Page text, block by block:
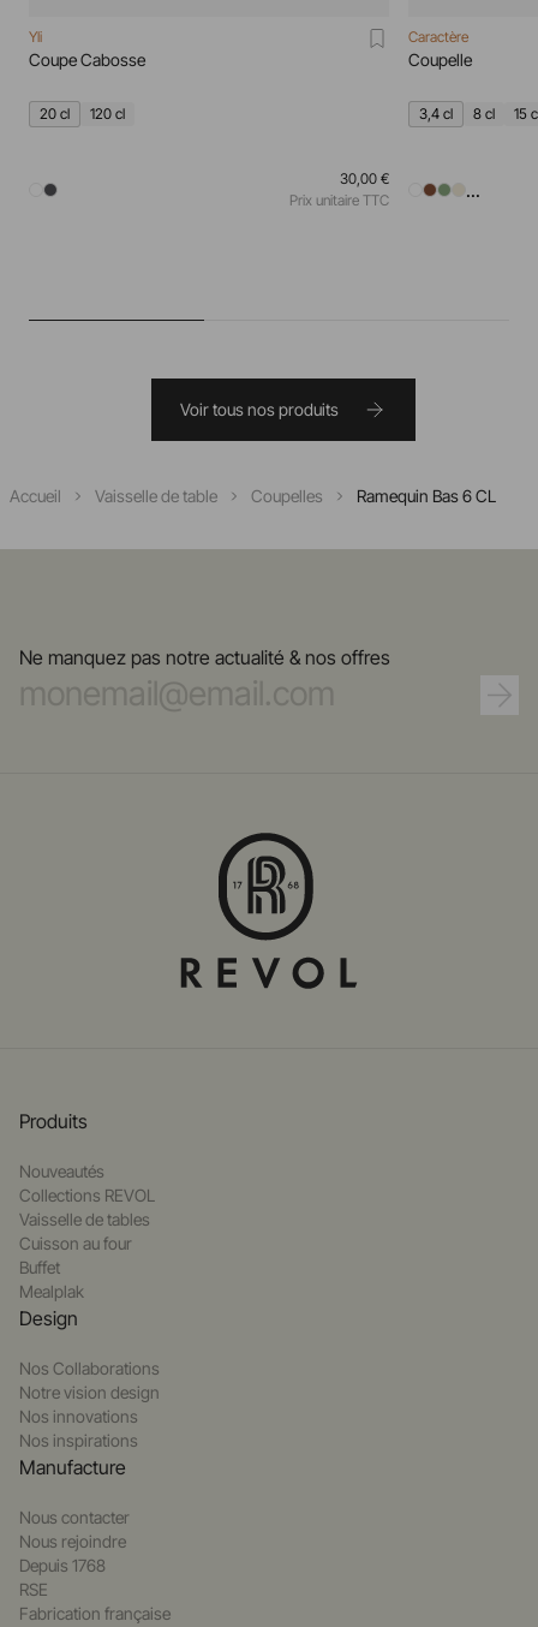
Yli
Coupe Cabosse
20 cl 120 cl
30,00 €
Prix unitaire TTC
Caractère
Coupelle
3,4 cl 8 cl 15
...
Voir tous nos produits
Accueil Vaisselle de table Coupelles Ramequin Bas 6 CL
Ne manquez pas notre actualité & nos offres
Produits
Nouveautés
Collections REVOL
Vaisselle de tables
Cuisson au four
Buffet
Mealplak
Design
Nos Collaborations
Notre vision design
Nos innovations
Nos inspirations
Manufacture
Nous contacter
Nous rejoindre
Depuis 1768
RSE
Fabrication française